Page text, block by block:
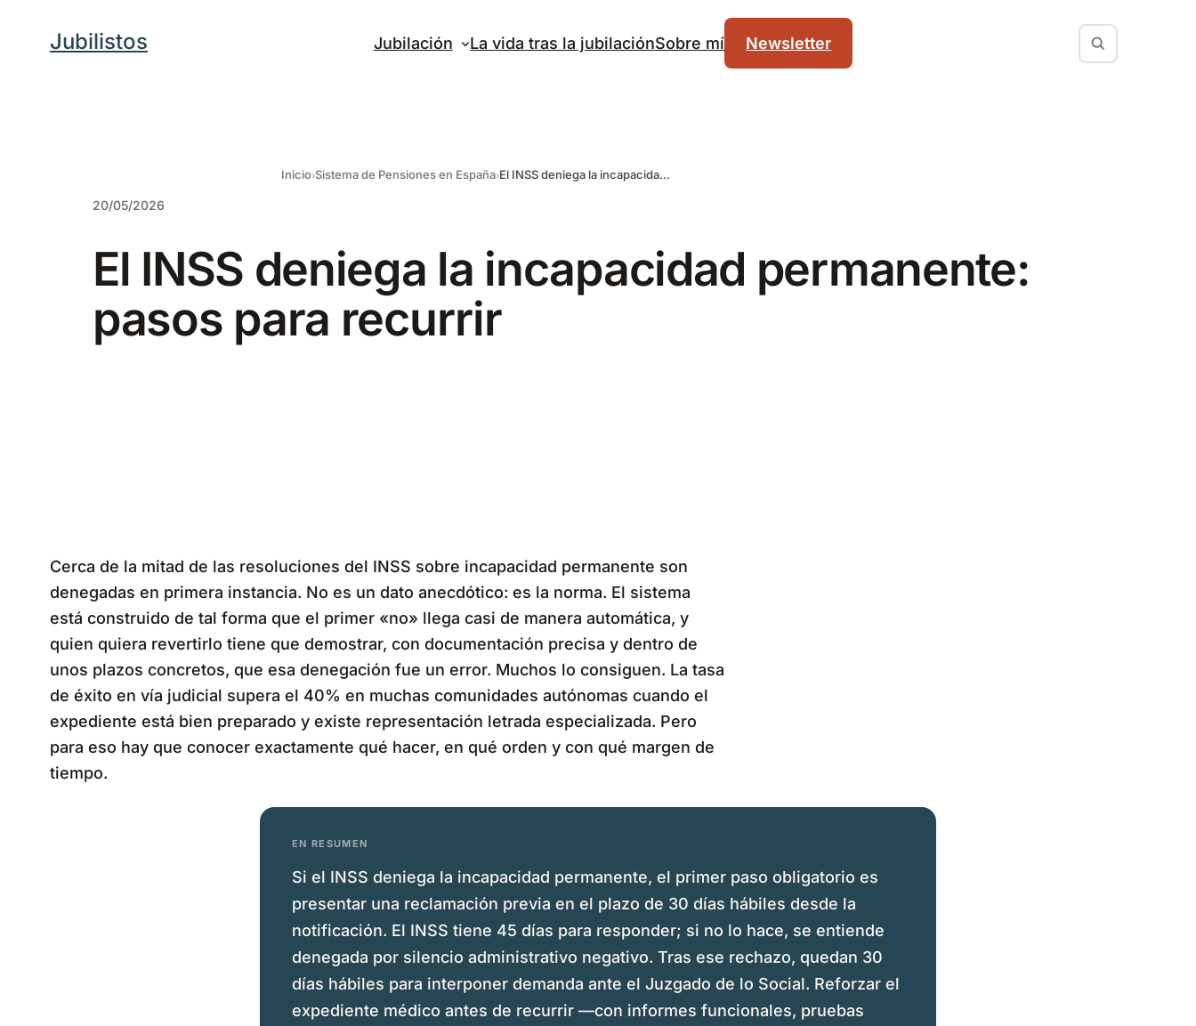
Jubilistos Jubilación La vida tras la jubilaciónSobre mí Newsletter
Inicio Sistema de Pensiones en España El INSS deniega la incapacidad permanente: pasos para recurrir
20/05/2026
El INSS deniega la incapacidad permanente:
pasos para recurrir
Cerca de la mitad de las resoluciones del INSS sobre incapacidad permanente son
denegadas en primera instancia. No es un dato anecdótico: es la norma. El sistema
está construido de tal forma que el primer «no» llega casi de manera automática, y
quien quiera revertirlo tiene que demostrar, con documentación precisa y dentro de
unos plazos concretos, que esa denegación fue un error. Muchos lo consiguen. La tasa
de éxito en vía judicial supera el 40% en muchas comunidades autónomas cuando el
expediente está bien preparado y existe representación letrada especializada. Pero
para eso hay que conocer exactamente qué hacer, en qué orden y con qué margen de
tiempo.
EN RESUMEN
Si el INSS deniega la incapacidad permanente, el primer paso obligatorio es
presentar una reclamación previa en el plazo de 30 días hábiles desde la
notificación. El INSS tiene 45 días para responder; si no lo hace, se entiende
denegada por silencio administrativo negativo. Tras ese rechazo, quedan 30
días hábiles para interponer demanda ante el Juzgado de lo Social. Reforzar el
expediente médico antes de recurrir —con informes funcionales, pruebas